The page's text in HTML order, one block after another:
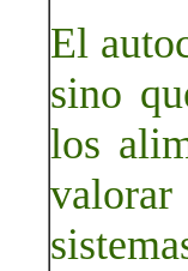
El
sino
los